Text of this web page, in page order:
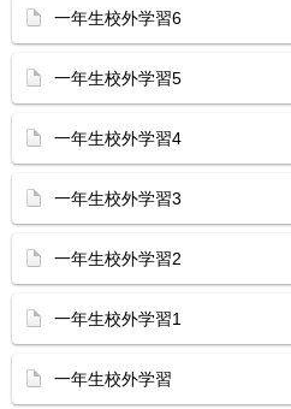
一年生校外学習6
一年生校外学習5
一年生校外学習4
一年生校外学習3
一年生校外学習2
一年生校外学習1
一年生校外学習